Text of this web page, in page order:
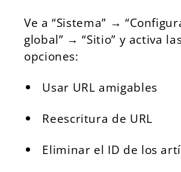
Ve a “Sistema” →
global” → “Sitio” y activa
opciones:
Usar URL amigables
Reescritura de URL
Eliminar el ID de los